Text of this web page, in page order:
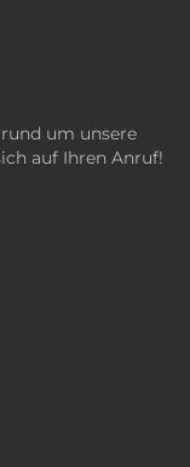
um unsere
auf Ihren Anruf!